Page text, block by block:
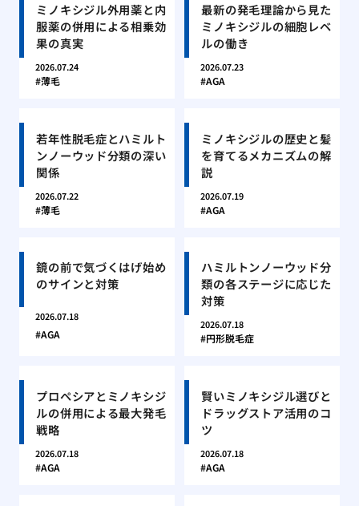
ミノキシジル外用薬と内
服薬の併用による相乗効
果の真実
2026.07.24
薄毛
最新の発毛理論から見た
ミノキシジルの細胞レベ
ルの働き
2026.07.23
AGA
若年性脱毛症とハミルト
ンノーウッド分類の深い
関係
2026.07.22
薄毛
ミノキシジルの歴史と髪
を育てるメカニズムの解
説
2026.07.19
AGA
鏡の前で気づくはげ始め
のサインと対策
2026.07.18
AGA
ハミルトンノーウッド分
類の各ステージに応じた
対策
2026.07.18
円形脱毛症
プロペシアとミノキシジ
ルの併用による最大発毛
戦略
2026.07.18
AGA
賢いミノキシジル選びと
ドラッグストア活用のコ
ツ
2026.07.18
AGA